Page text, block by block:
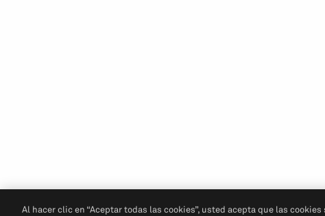
Al hacer clic en “Aceptar todas las cookies”, usted acepta que las